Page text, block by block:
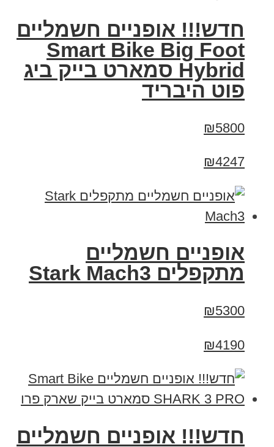
חדש!!! אופניים חשמליים
Smart Bike Big Foot
Hybrid סמארט בייק ביג
פוט היבריד
₪5800
₪4247
‏אופניים חשמליים
‏מתקפלים Stark Mach3
₪5300
₪4190
חדש!!! אופניים חשמליים